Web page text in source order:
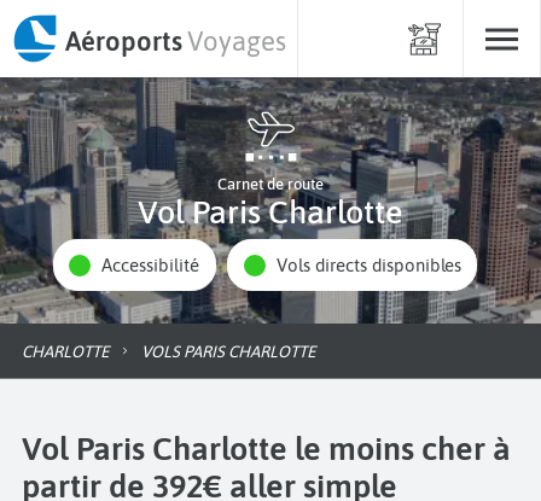
AéroportsVoyages
Carnet de route
Vol Paris Charlotte
Accessibilité Vols directs disponibles
CHARLOTTE VOLS PARIS CHARLOTTE
Vol Paris Charlotte le moins cher à
partir de 392€ aller simple